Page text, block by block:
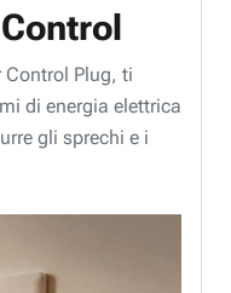
Control Plug, ti
di energia elettrica
gli sprechi e i